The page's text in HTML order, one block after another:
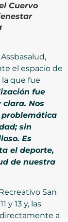
Cuervo
el espacio de
la que fue
fue
Nos
sin
Es
el deporte,
de nuestra
San
y 13 y, las
a